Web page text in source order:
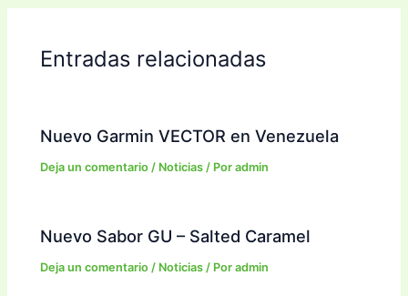
Entradas relacionadas
Nuevo Garmin VECTOR en Venezuela
Deja un comentario / Noticias / Poradmin
Nuevo Sabor GU – Salted Caramel
Deja un comentario / Noticias / Poradmin